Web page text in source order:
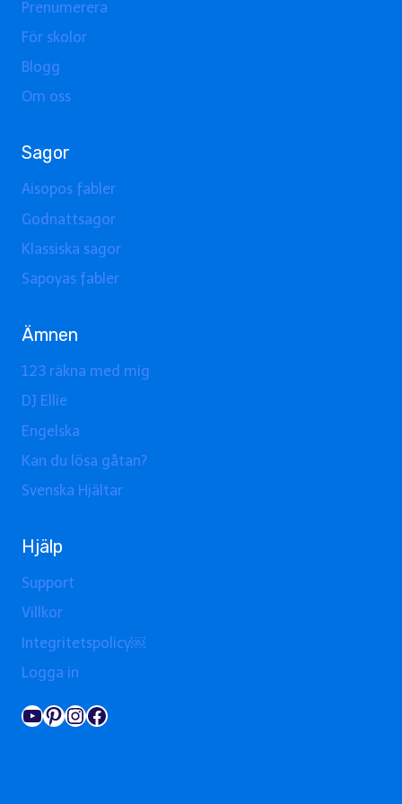
Prenumerera
För skolor
Blogg
Om oss
Sagor
Aisopos fabler
Godnattsagor
Klassiska sagor
Sapoyas fabler
Ämnen
123 räkna med mig
DJ Ellie
Engelska
Kan du lösa gåtan?
Svenska Hjältar
Hjälp
Support
Villkor
Integritetspolicy￼
Logga in
YouTube
Pinterest
Instagram
Facebook